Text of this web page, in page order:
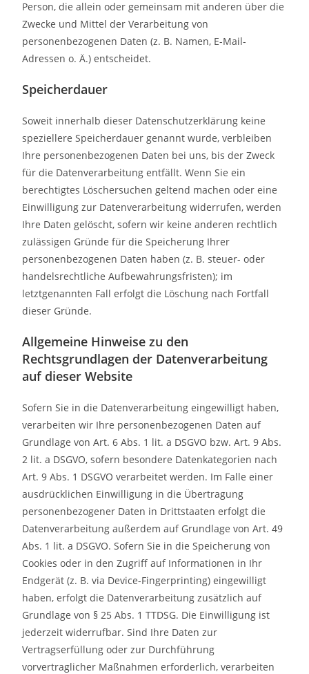
Person, die allein oder gemeinsam mit anderen über die
Zwecke und Mittel der Verarbeitung von
personenbezogenen Daten (z. B. Namen, E-Mail-
Adressen o. Ä.) entscheidet.
Speicherdauer
Soweit innerhalb dieser Datenschutzerklärung keine
speziellere Speicherdauer genannt wurde, verbleiben
Ihre personenbezogenen Daten bei uns, bis der Zweck
für die Datenverarbeitung entfällt. Wenn Sie ein
berechtigtes Löschersuchen geltend machen oder eine
Einwilligung zur Datenverarbeitung widerrufen, werden
Ihre Daten gelöscht, sofern wir keine anderen rechtlich
zulässigen Gründe für die Speicherung Ihrer
personenbezogenen Daten haben (z. B. steuer- oder
handelsrechtliche Aufbewahrungsfristen); im
letztgenannten Fall erfolgt die Löschung nach Fortfall
dieser Gründe.
Allgemeine Hinweise zu den
Rechtsgrundlagen der Datenverarbeitung
auf dieser Website
Sofern Sie in die Datenverarbeitung eingewilligt haben,
verarbeiten wir Ihre personenbezogenen Daten auf
Grundlage von Art. 6 Abs. 1 lit. a DSGVO bzw. Art. 9 Abs.
2 lit. a DSGVO, sofern besondere Datenkategorien nach
Art. 9 Abs. 1 DSGVO verarbeitet werden. Im Falle einer
ausdrücklichen Einwilligung in die Übertragung
personenbezogener Daten in Drittstaaten erfolgt die
Datenverarbeitung außerdem auf Grundlage von Art. 49
Abs. 1 lit. a DSGVO. Sofern Sie in die Speicherung von
Cookies oder in den Zugriff auf Informationen in Ihr
Endgerät (z. B. via Device-Fingerprinting) eingewilligt
haben, erfolgt die Datenverarbeitung zusätzlich auf
Grundlage von § 25 Abs. 1 TTDSG. Die Einwilligung ist
jederzeit widerrufbar. Sind Ihre Daten zur
Vertragserfüllung oder zur Durchführung
vorvertraglicher Maßnahmen erforderlich, verarbeiten